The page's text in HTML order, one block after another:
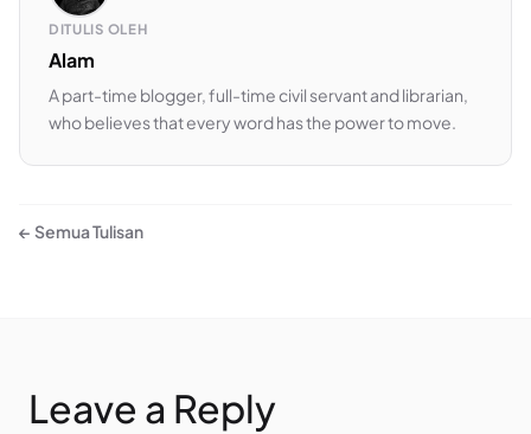
DITULIS OLEH
Alam
A part-time blogger, full-time civil servant and librarian,
who believes that every word has the power to move.
← Semua Tulisan
Leave a Reply